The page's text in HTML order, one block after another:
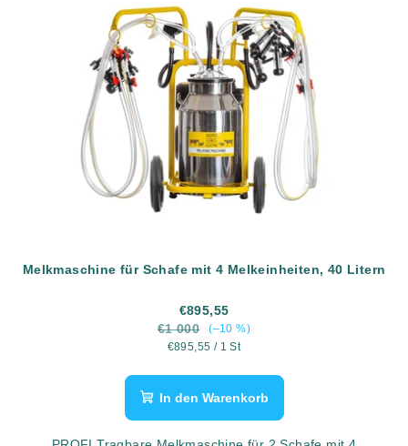
Melkmaschine für Schafe mit 4 Melkeinheiten, 40 Litern
€895,55
€1 000
(–10 %)
Verkaufspreis:
€895,55 / 1 St
In den Warenkorb